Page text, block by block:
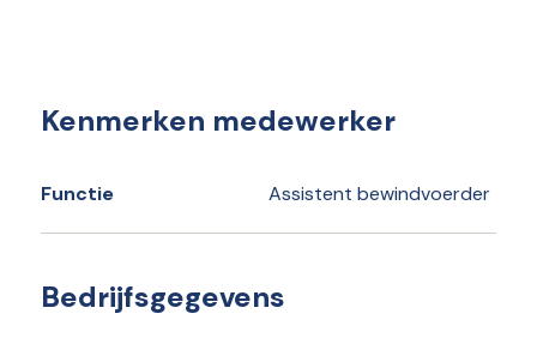
Kenmerken medewerker
Functie Assistent bewindvoerder
Bedrijfsgegevens